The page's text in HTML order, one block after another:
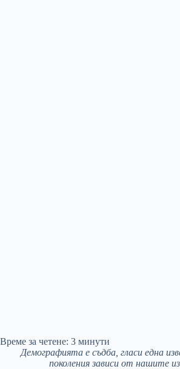
Време за четене: 3 минути
Демографията е съдба, гласи една
поколения зависи от нашите